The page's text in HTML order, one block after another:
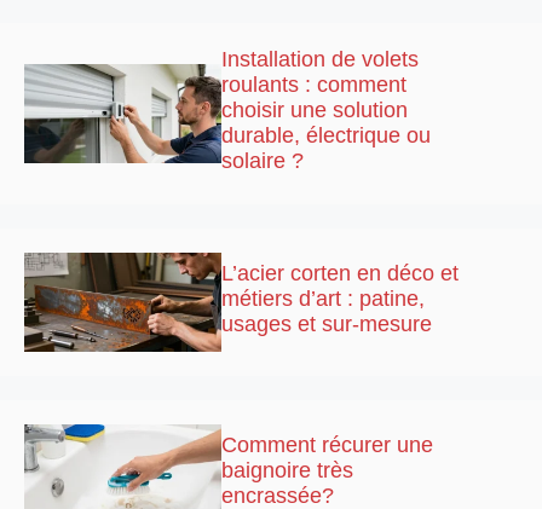
Installation de volets
roulants : comment
choisir une solution
durable, électrique ou
solaire ?
L’acier corten en déco et
métiers d’art : patine,
usages et sur-mesure
Comment récurer une
baignoire très
encrassée?